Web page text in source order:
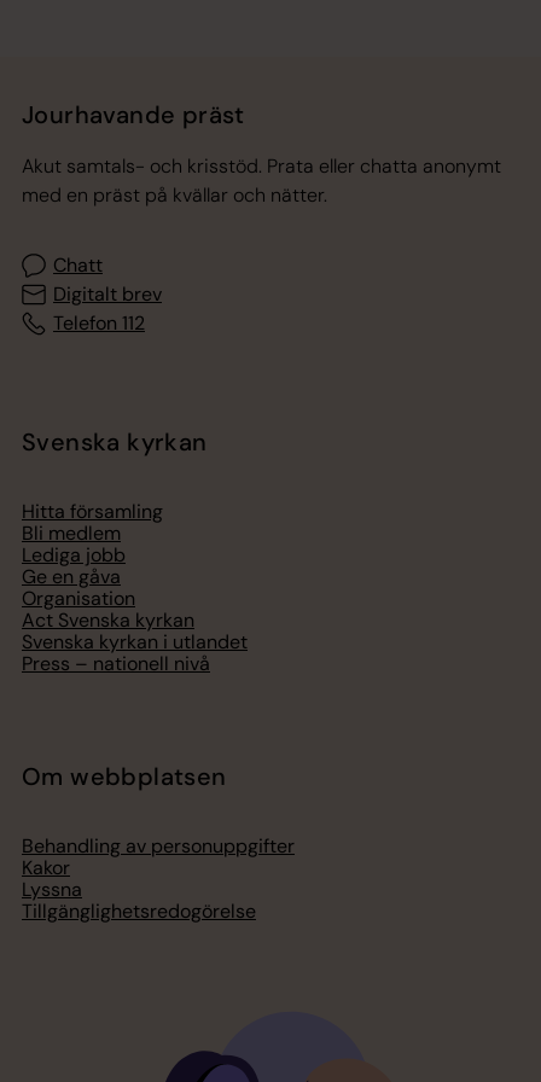
Jourhavande präst
Akut samtals- och krisstöd. Prata eller chatta anonymt
med en präst på kvällar och nätter.
Chatt
Digitalt brev
Telefon 112
Svenska kyrkan
Hitta församling
Bli medlem
Lediga jobb
Ge en gåva
Organisation
Act Svenska kyrkan
Svenska kyrkan i utlandet
Press – nationell nivå
Om webbplatsen
Behandling av personuppgifter
Kakor
Lyssna
Tillgänglighetsredogörelse